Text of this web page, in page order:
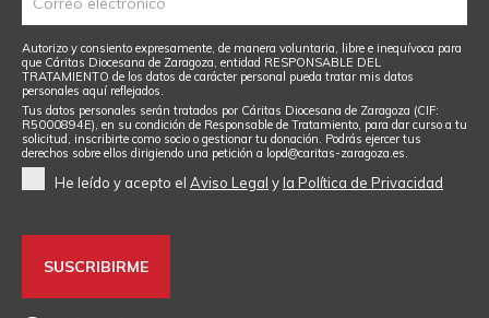
Autorizo y consiento expresamente, de manera voluntaria, libre e inequívoca para
que Cáritas Diocesana de Zaragoza, entidad RESPONSABLE DEL
TRATAMIENTO de los datos de carácter personal pueda tratar mis datos
personales aquí reflejados.
Tus datos personales serán tratados por Cáritas Diocesana de Zaragoza (CIF:
R5000894E), en su condición de Responsable de Tratamiento, para dar curso a tu
solicitud, inscribirte como socio o gestionar tu donación. Podrás ejercer tus
derechos sobre ellos dirigiendo una petición a lopd@caritas-zaragoza.es.
He leído y acepto el Aviso Legal yla Política de Privacidad